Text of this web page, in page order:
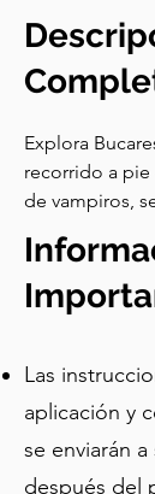
Explora
recorrido a
de vampiros,
el Empalador,
fundó la
la Revolución,
y maravíllate
sobrevivió a
lugares
Rumano,
Las
aplicación y
se enviarán
después del